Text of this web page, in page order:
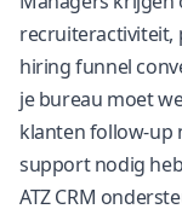
recruiteractiviteit,
hiring funnel
je bureau moet
klanten follow-up
support nodig
ATZ CRM